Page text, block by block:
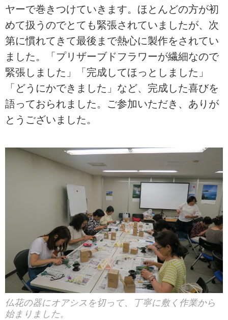
ヤーで巻きつけていきます。ほとんどの方が初
めて扱うのでとても緊張されていましたが、次
第に慣れてきて最後まで熱心に製作をされてい
ました。「プリザーブドフラワーが繊細なので
緊張しました」「完成してほっとしました」
「どうにかできました」など、完成した喜びを
語っておられました。ご参加いただき、ありが
とうございました。
仏花の器にオアシスを切って、丁寧に敷く作業から
始まりました。